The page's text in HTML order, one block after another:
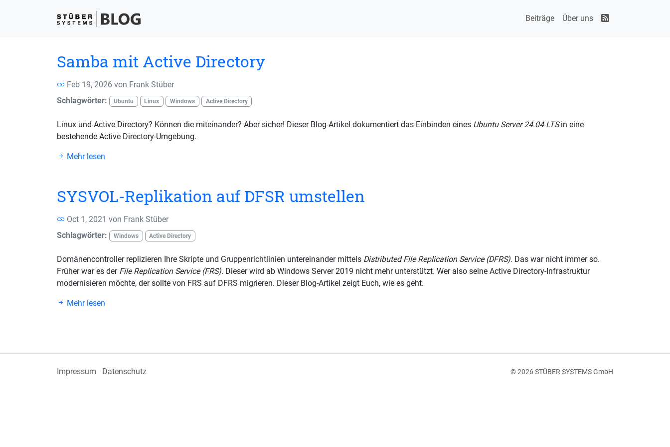
Beiträge Über uns
Samba mit Active Directory
Feb 19, 2026 von Frank Stüber
Schlagwörter:
Ubuntu Linux Windows Active Directory
Linux und Active Directory? Können die miteinander? Aber sicher! Dieser Blog-Artikel dokumentiert das Einbinden eines Ubuntu Server 24.04 LTSin eine
bestehende Active Directory-Umgebung.
Mehr lesen
SYSVOL-Replikation auf DFSR umstellen
Oct 1, 2021 von Frank Stüber
Schlagwörter:
Windows Active Directory
Domänencontroller replizieren Ihre Skripte und Gruppenrichtlinien untereinander mittels Distributed File Replication Service (DFRS). Das war nicht immer so.
Früher war es der File Replication Service (FRS). Dieser wird ab Windows Server 2019 nicht mehr unterstützt. Wer also seine Active Directory-Infrastruktur
modernisieren möchte, der sollte von FRS auf DFRS migrieren. Dieser Blog-Artikel zeigt Euch, wie es geht.
Mehr lesen
Impressum Datenschutz © 2026 STÜBER SYSTEMS GmbH